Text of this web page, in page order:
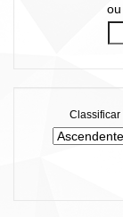
Classificar